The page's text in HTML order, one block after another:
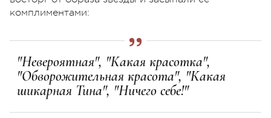
комплиментами:
"Невероятная", "Какая красотка",
"Обворожительная красота", "Какая
шикарная Тина", "Ничего себе!"